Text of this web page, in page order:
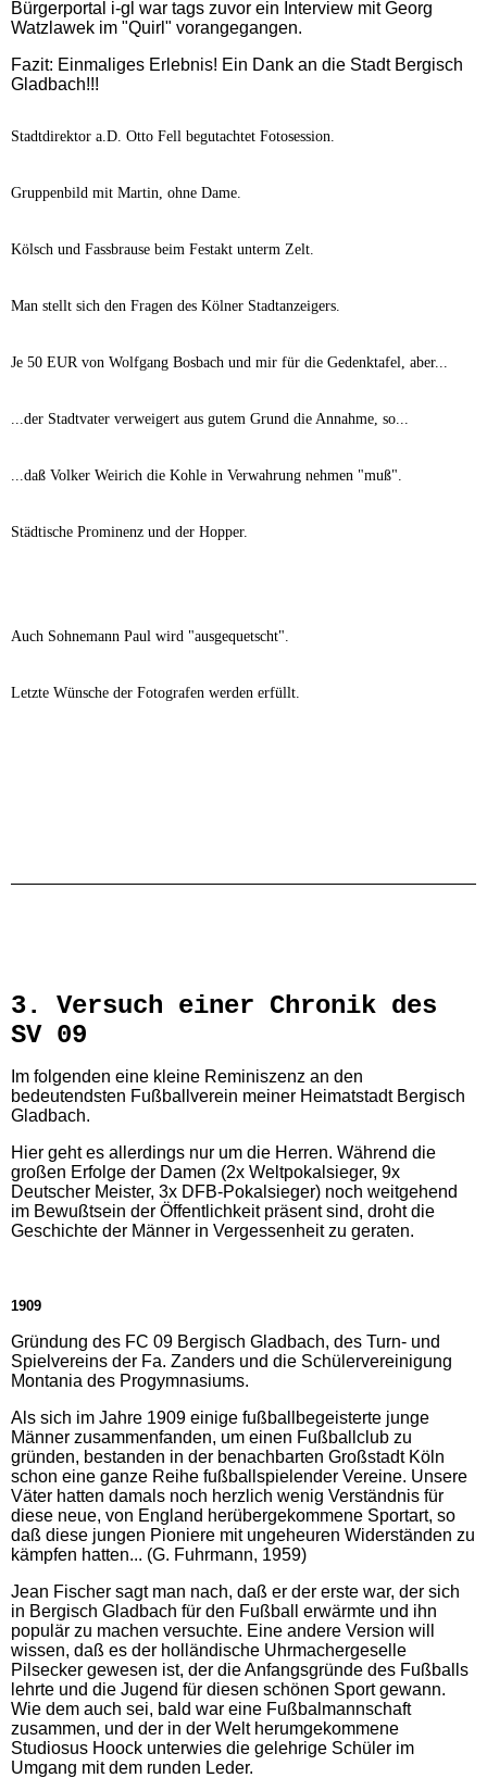
Bürgerportal i-gl war tags zuvor ein Interview mit Georg
Watzlawek im "Quirl" vorangegangen.
Fazit: Einmaliges Erlebnis! Ein Dank an die Stadt Bergisch
Gladbach!!!
Stadtdirektor a.D. Otto Fell begutachtet Fotosession.
Gruppenbild mit Martin, ohne Dame.
Kölsch und Fassbrause beim Festakt unterm Zelt.
Man stellt sich den Fragen des Kölner Stadtanzeigers.
Je 50 EUR von Wolfgang Bosbach und mir für die Gedenktafel, aber...
...der Stadtvater verweigert aus gutem Grund die Annahme, so...
...daß Volker Weirich die Kohle in Verwahrung nehmen "muß".
Städtische Prominenz und der Hopper.
Auch Sohnemann Paul wird "ausgequetscht".
Letzte Wünsche der Fotografen werden erfüllt.
3. Versuch einer Chronik des
SV 09
Im folgenden eine kleine Reminiszenz an den
bedeutendsten Fußballverein meiner Heimatstadt Bergisch
Gladbach.
Hier geht es allerdings nur um die Herren. Während die
großen Erfolge der Damen (2x Weltpokalsieger, 9x
Deutscher Meister, 3x DFB-Pokalsieger) noch weitgehend
im Bewußtsein der Öffentlichkeit präsent sind, droht die
Geschichte der Männer in Vergessenheit zu geraten.
1909
Gründung des FC 09 Bergisch Gladbach, des Turn- und
Spielvereins der Fa. Zanders und die Schülervereinigung
Montania des Progymnasiums.
Als sich im Jahre 1909 einige fußballbegeisterte junge
Männer zusammenfanden, um einen Fußballclub zu
gründen, bestanden in der benachbarten Großstadt Köln
schon eine ganze Reihe fußballspielender Vereine. Unsere
Väter hatten damals noch herzlich wenig Verständnis für
diese neue, von England herübergekommene Sportart, so
daß diese jungen Pioniere mit ungeheuren Widerständen zu
kämpfen hatten... (G. Fuhrmann, 1959)
Jean Fischer sagt man nach, daß er der erste war, der sich
in Bergisch Gladbach für den Fußball erwärmte und ihn
populär zu machen versuchte. Eine andere Version will
wissen, daß es der holländische Uhrmachergeselle
Pilsecker gewesen ist, der die Anfangsgründe des Fußballs
lehrte und die Jugend für diesen schönen Sport gewann.
Wie dem auch sei, bald war eine Fußbalmannschaft
zusammen, und der in der Welt herumgekommene
Studiosus Hoock unterwies die gelehrige Schüler im
Umgang mit dem runden Leder.